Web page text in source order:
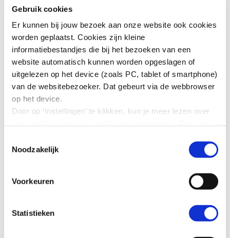
Gebruik cookies
Er kunnen bij jouw bezoek aan onze website ook cookies
worden geplaatst. Cookies zijn kleine
informatiebestandjes die bij het bezoeken van een
website automatisch kunnen worden opgeslagen of
uitgelezen op het device (zoals PC, tablet of smartphone)
van de websitebezoeker. Dat gebeurt via de webbrowser
op het device.
Door op ‘Instellingen’ te klikken, kun je meer lezen over
alle cookies zoals omschreven in onze cookieverklaring
in deze cookiebanner. Door op ‘Alleen noodzakelijke
noodzakelijke cookies.
lezen in onze
Noodzakelijk
Voorkeuren
Statistieken
Overzichtvan uitgebrachte adviezen, verkenningen en
andere publicaties.
De volgende adviescommissies zijn actief of in
voorbereiding:
Adviescommissie Arbeidsparticipatie
statushouders en Oekraïense ontheemden
Adviescommissie Toekomstperspectief
Adviescommissie Vereenvoudiging belasting-
Een uitvoeringscommissie borgt en monitort de